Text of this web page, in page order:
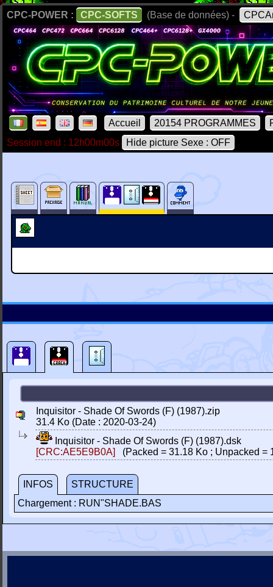
CPC-POWER : CPC-SOFTS (Base de données) -
Accueil 20154 PROGRAMMES
Session end : 12h00m00s
Hide picture Sexe : OFF
Inquisitor - Shade Of Swords (F) (1987).zip
31.4 Ko (Date : 2020-03-24)
Inquisitor - Shade Of Swords (F) (1987).dsk
[CRC:AE5E9B0A]
(Packed = 31.18 Ko ; Unpacked =
INFOS
STRUCTURE
Chargement : RUN"SHADE.BAS